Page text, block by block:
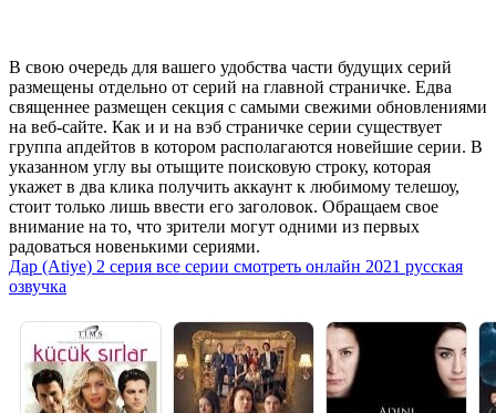
В свою очередь для вашего удобства части будущих серий
размещены отдельно от серий на главной страничке. Едва
священнее размещен секция с самыми свежими обновлениями
на веб-сайте. Как и и на вэб страничке серии существует
группа апдейтов в котором располагаются новейшие серии. В
указанном углу вы отыщите поисковую строку, которая
укажет в два клика получить аккаунт к любимому телешоу,
стоит только лишь ввести его заголовок. Обращаем свое
внимание на то, что зрители могут одними из первых
радоваться новенькими сериями.
Дар (Atiye) 2 серия все серии смотреть онлайн 2021 русская
озвучка